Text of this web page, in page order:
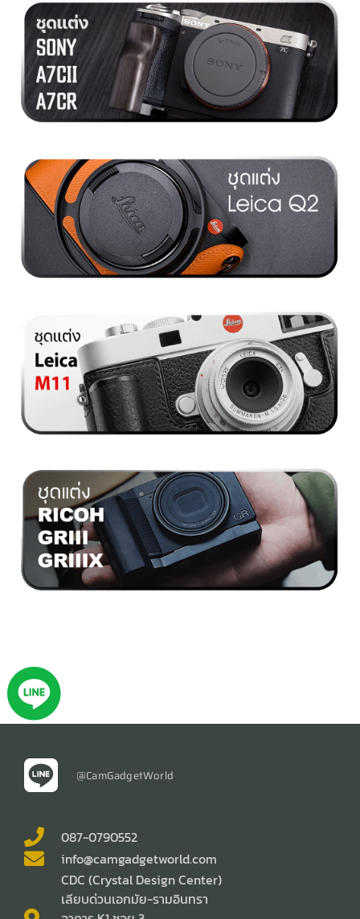
@CamGadgetWorld
087-0790552
info@camgadgetworld.com
CDC (Crystal Design Center)
เลียบด่วนเอกมัย-รามอินทรา